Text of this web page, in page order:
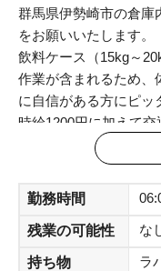
群馬県伊勢崎市の倉庫
をお願いいたします。
飲料ケース（15kg～
作業が含まれるため、
に自信がある方にピッ
時給1200円に加えて
たい方にオススメ♪幅
で、未経験の方もお
勤務時間
残業の可能性 な
持ち物 ラ